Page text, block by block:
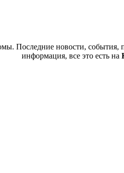
Последние новости, события,
информация, все это есть на